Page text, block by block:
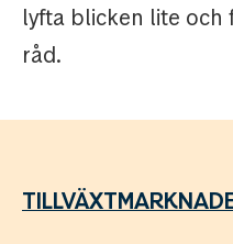
lyfta blicken lite och
råd.